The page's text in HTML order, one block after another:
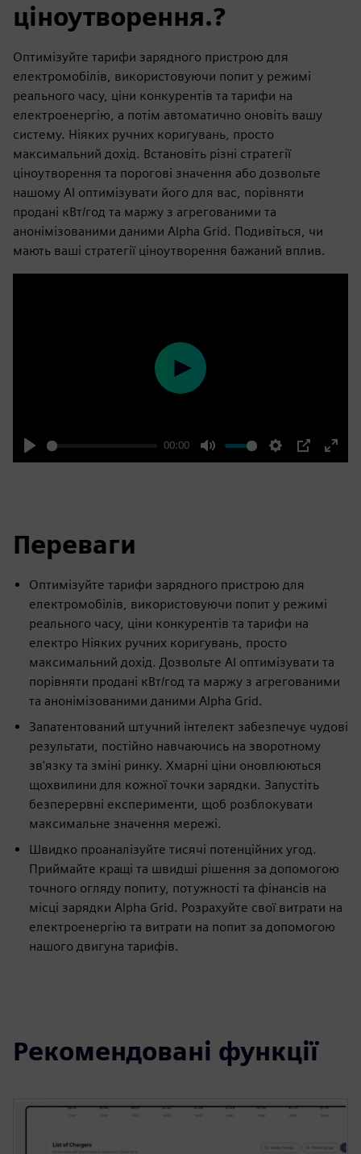
ціноутворення.?
Оптимізуйте тарифи зарядного пристрою для
електромобілів, використовуючи попит у режимі
реального часу, ціни конкурентів та тарифи на
електроенергію, а потім автоматично оновіть вашу
систему. Ніяких ручних коригувань, просто
максимальний дохід. Встановіть різні стратегії
ціноутворення та порогові значення або дозвольте
нашому AI оптимізувати його для вас, порівняти
продані кВт/год та маржу з агрегованими та
анонімізованими даними Alpha Grid. Подивіться, чи
мають ваші стратегії ціноутворення бажаний вплив.
Play
00:00
Mute Settings
PIP
Enter
Play
Переваги
Оптимізуйте тарифи зарядного пристрою для
електромобілів, використовуючи попит у режимі
реального часу, ціни конкурентів та тарифи на
електро Ніяких ручних коригувань, просто
максимальний дохід. Дозвольте AI оптимізувати та
порівняти продані кВт/год та маржу з агрегованими
та анонімізованими даними Alpha Grid.
Запатентований штучний інтелект забезпечує чудові
результати, постійно навчаючись на зворотному
зв'язку та зміні ринку. Хмарні ціни оновлюються
щохвилини для кожної точки зарядки. Запустіть
безперервні експерименти, щоб розблокувати
максимальне значення мережі.
Швидко проаналізуйте тисячі потенційних угод.
Приймайте кращі та швидші рішення за допомогою
точного огляду попиту, потужності та фінансів на
місці зарядки Alpha Grid. Розрахуйте свої витрати на
електроенергію та витрати на попит за допомогою
нашого двигуна тарифів.
Рекомендовані функції